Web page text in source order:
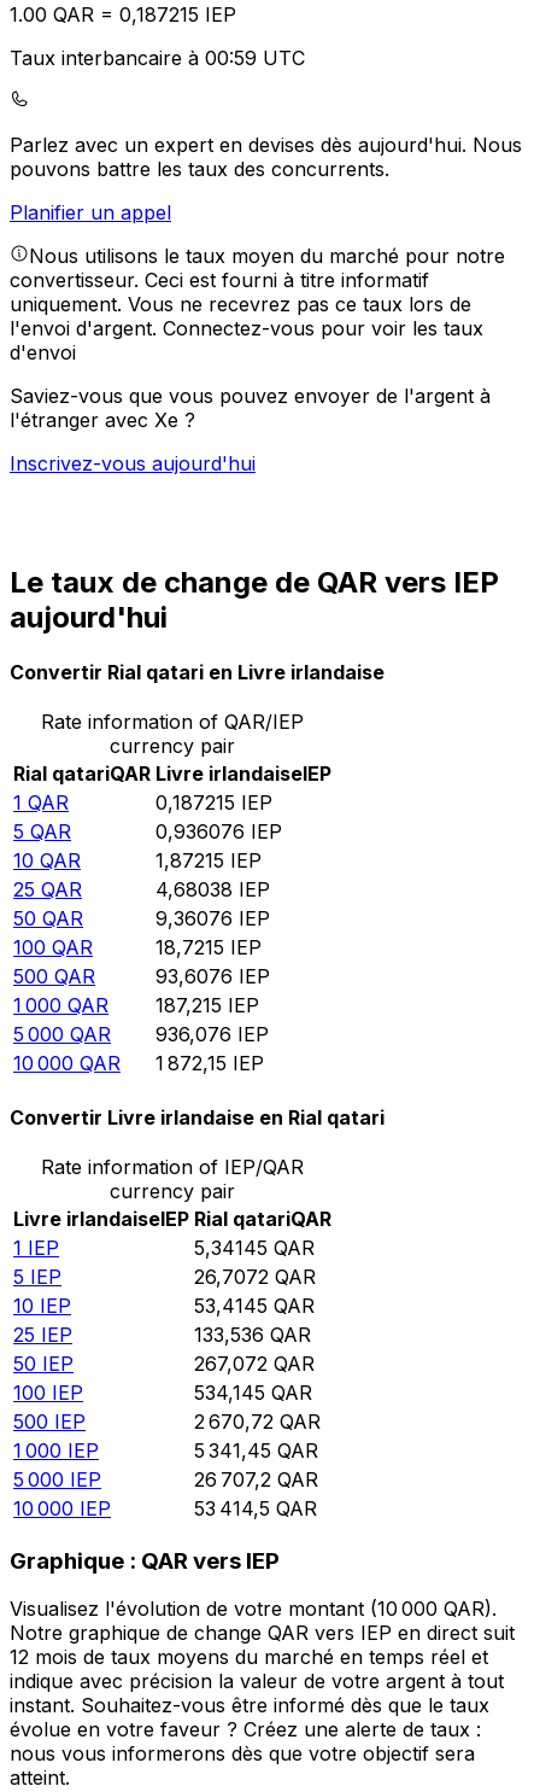
1.00 QAR = 0,187215 IEP
Taux interbancaire à 00:59 UTC
Parlez avec un expert en devises dès aujourd'hui. Nous
pouvons battre les taux des concurrents.
Planifier un appel
Nous utilisons le taux moyen du marché pour notre
convertisseur. Ceci est fourni à titre informatif
uniquement. Vous ne recevrez pas ce taux lors de
l'envoi d'argent. Connectez-vous pour voir les taux
d'envoi
Saviez-vous que vous pouvez envoyer de l'argent à
l'étranger avec Xe ?
Inscrivez-vous aujourd'hui
Le taux de change de QAR vers IEP
aujourd'hui
Convertir Rial qatari en Livre irlandaise
Rate information of QAR/IEP
currency pair
Rial qatariQAR Livre irlandaiseIEP
1 QAR 0,187215 IEP
5 QAR 0,936076 IEP
10 QAR 1,87215 IEP
25 QAR 4,68038 IEP
50 QAR 9,36076 IEP
100 QAR 18,7215 IEP
500 QAR 93,6076 IEP
1 000 QAR 187,215 IEP
5 000 QAR 936,076 IEP
10 000 QAR 1 872,15 IEP
Convertir Livre irlandaise en Rial qatari
Rate information of IEP/QAR
currency pair
Livre irlandaiseIEP Rial qatariQAR
1 IEP 5,34145 QAR
5 IEP 26,7072 QAR
10 IEP 53,4145 QAR
25 IEP 133,536 QAR
50 IEP 267,072 QAR
100 IEP 534,145 QAR
500 IEP 2 670,72 QAR
1 000 IEP 5 341,45 QAR
5 000 IEP 26 707,2 QAR
10 000 IEP 53 414,5 QAR
Graphique : QAR vers IEP
Visualisez l'évolution de votre montant (10 000 QAR).
Notre graphique de change QAR vers IEP en direct suit
12 mois de taux moyens du marché en temps réel et
indique avec précision la valeur de votre argent à tout
instant. Souhaitez-vous être informé dès que le taux
évolue en votre faveur ? Créez une alerte de taux :
nous vous informerons dès que votre objectif sera
atteint.